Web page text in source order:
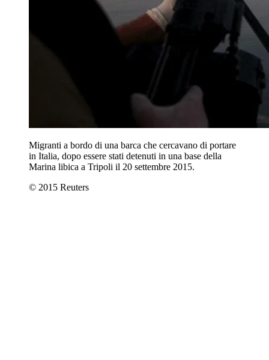
Migranti a bordo di una barca che cercavano di portare
in Italia, dopo essere stati detenuti in una base della
Marina libica a Tripoli il 20 settembre 2015.
© 2015 Reuters